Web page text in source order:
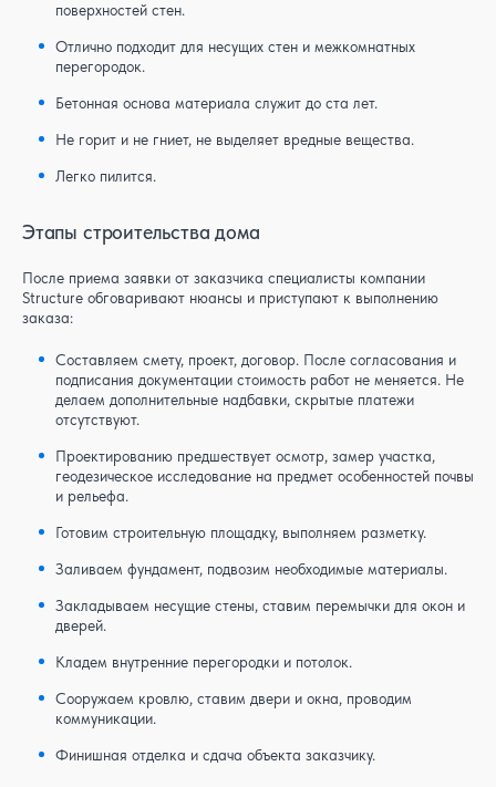
поверхностей стен.
Отлично подходит для несущих стен и межкомнатных
перегородок.
Бетонная основа материала служит до ста лет.
Не горит и не гниет, не выделяет вредные вещества.
Легко пилится.
Этапы строительства дома
После приема заявки от заказчика специалисты компании
Structure обговаривают нюансы и приступают к выполнению
заказа:
Составляем смету, проект, договор. После согласования и
подписания документации стоимость работ не меняется. Не
делаем дополнительные надбавки, скрытые платежи
отсутствуют.
Проектированию предшествует осмотр, замер участка,
геодезическое исследование на предмет особенностей почвы
и рельефа.
Готовим строительную площадку, выполняем разметку.
Заливаем фундамент, подвозим необходимые материалы.
Закладываем несущие стены, ставим перемычки для окон и
дверей.
Кладем внутренние перегородки и потолок.
Сооружаем кровлю, ставим двери и окна, проводим
коммуникации.
Финишная отделка и сдача объекта заказчику.